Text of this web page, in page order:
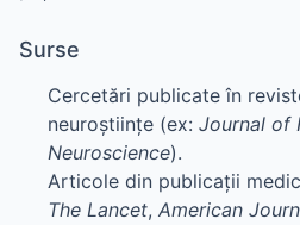
Surse
Cercetări publicate în
neuroștiințe (ex: Journal of
Neuroscience).
Articole din publicații
The Lancet, American